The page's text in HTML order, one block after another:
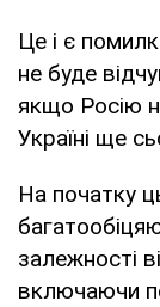
Це і є
не буде
якщо Росію
Україні ще
На початку
залежності
включаючи